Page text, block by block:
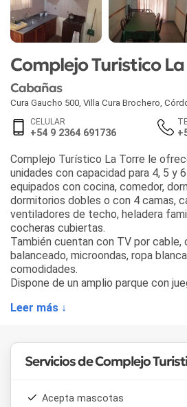
Complejo Turistico
Cabañas
Cura Gaucho 500 Villa Cura Brochero
CELULAR
+54 9 2364 691736
Complejo Turístico La Torre le
unidades con capacidad para 4, 5 y
equipados con cocina, comedor,
dormitorios dobles o con 4 camas,
ventiladores de techo, heladera
cocheras cubiertas.
También cuentan con TV por cable, calefacción tiro
balanceado, microondas, ropa
comodidades.
Dispone de un amplio parque con
sea verdaderamente reconfortante.
Leer más ↓
Servicios de Complejo
Acepta mascotas